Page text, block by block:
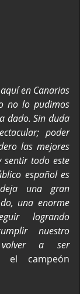
en Canarias
no lo pudimos
dado. Sin duda
poder
las mejores
sentir todo este
español es
una gran
una enorme
logrando
nuestro
a ser
el campeón